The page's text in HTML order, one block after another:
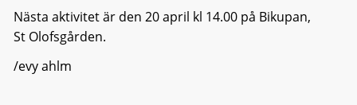
Nästa aktivitet är den 20 april kl 14.00 på Bikupan,
St Olofsgården.
/evy ahlm